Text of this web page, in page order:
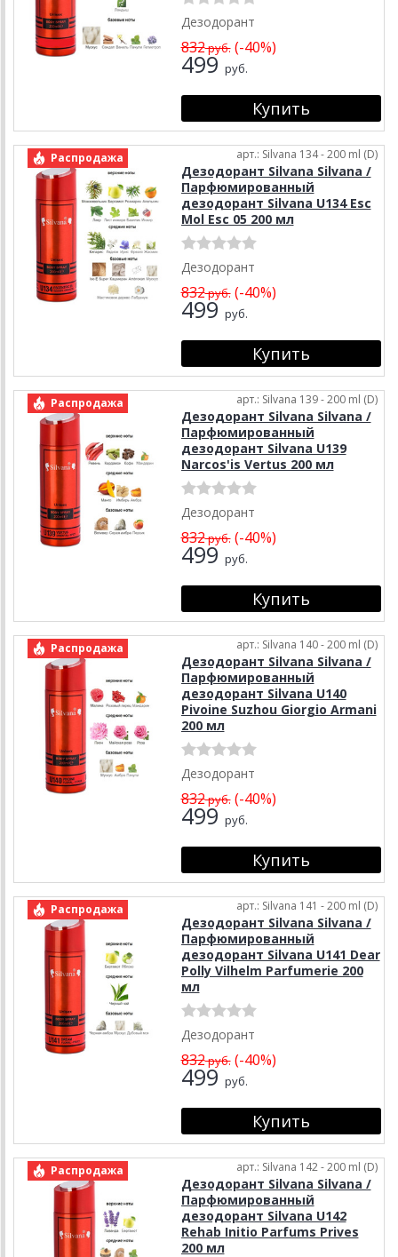
Дезодорант
832руб.(-40%)
499 руб.
Распродажа арт.: Silvana 134 - 200 ml (D)
Дезодорант Silvana Silvana /
Парфюмированный
дезодорант Silvana U134 Esc
Mol Esc 05 200 мл
Дезодорант
832руб.(-40%)
499 руб.
Распродажа арт.: Silvana 139 - 200 ml (D)
Дезодорант Silvana Silvana /
Парфюмированный
дезодорант Silvana U139
Narcos'is Vertus 200 мл
Дезодорант
832руб.(-40%)
499 руб.
Распродажа арт.: Silvana 140 - 200 ml (D)
Дезодорант Silvana Silvana /
Парфюмированный
дезодорант Silvana U140
Pivoine Suzhou Giorgio Armani
200 мл
Дезодорант
832руб.(-40%)
499 руб.
Распродажа арт.: Silvana 141 - 200 ml (D)
Дезодорант Silvana Silvana /
Парфюмированный
дезодорант Silvana U141 Dear
Polly Vilhelm Parfumerie 200
мл
Дезодорант
832руб.(-40%)
499 руб.
Распродажа арт.: Silvana 142 - 200 ml (D)
Дезодорант Silvana Silvana /
Парфюмированный
дезодорант Silvana U142
Rehab Initio Parfums Prives
200 мл